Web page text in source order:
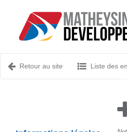
Retour au site Liste des